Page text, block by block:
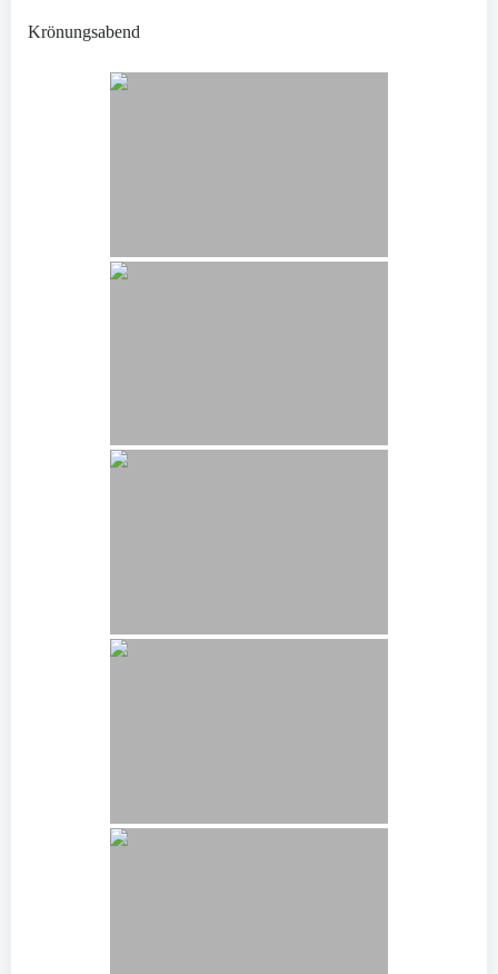
Krönungsabend